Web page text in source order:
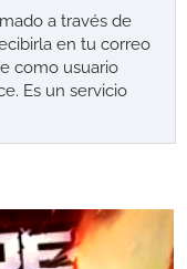
a través de
en tu correo
como usuario
Es un servicio